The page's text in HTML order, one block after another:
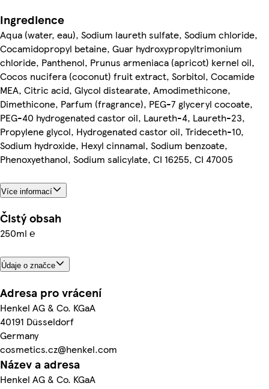
Ingredience
Aqua (water, eau), Sodium laureth sulfate, Sodium chloride,
Cocamidopropyl betaine, Guar hydroxypropyltrimonium
chloride, Panthenol, Prunus armeniaca (apricot) kernel oil,
Cocos nucifera (coconut) fruit extract, Sorbitol, Cocamide
MEA, Citric acid, Glycol distearate, Amodimethicone,
Dimethicone, Parfum (fragrance), PEG-7 glyceryl cocoate,
PEG-40 hydrogenated castor oil, Laureth-4, Laureth-23,
Propylene glycol, Hydrogenated castor oil, Trideceth-10,
Sodium hydroxide, Hexyl cinnamal, Sodium benzoate,
Phenoxyethanol, Sodium salicylate, CI 16255, CI 47005
Více informací
Čistý obsah
250ml ℮
Údaje o značce
Adresa pro vrácení
Henkel AG & Co. KGaA
40191 Düsseldorf
Germany
cosmetics.cz@henkel.com
Název a adresa
Henkel AG & Co. KGaA